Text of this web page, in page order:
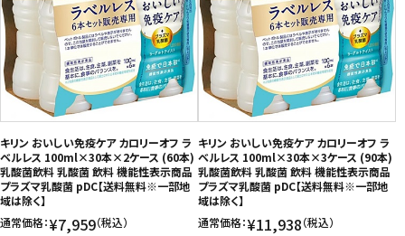
キリン おいしい免疫ケア カロリーオフ ラ
ベルレス 100ml×30本×2ケース (60本)
乳酸菌飲料 乳酸菌 飲料 機能性表示商品
プラズマ乳酸菌 pDC【送料無料※一部地
域は除く】
通常価格：¥7,959（税込）
キリン おいしい免疫ケア カロリーオフ ラ
ベルレス 100ml×30本×3ケース (90本)
乳酸菌飲料 乳酸菌 飲料 機能性表示商品
プラズマ乳酸菌 pDC【送料無料※一部地
域は除く】
通常価格：¥11,938（税込）